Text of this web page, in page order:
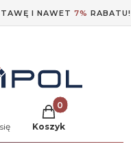
I NAWET 7% RABATU!
Produkty w
Koszyk